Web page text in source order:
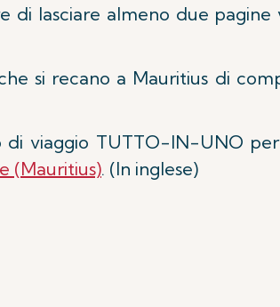
di lasciare almeno due
si recano a Mauritius di
viaggio TUTTO-IN-UNO per
(Mauritius). (In inglese)